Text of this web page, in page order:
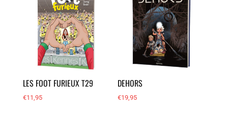
LES FOOT FURIEUX T29
€11,95
DEHORS
€19,95